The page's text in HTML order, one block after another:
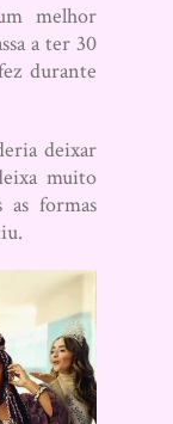
melhor
a ter 30
durante
deixar
muito
formas